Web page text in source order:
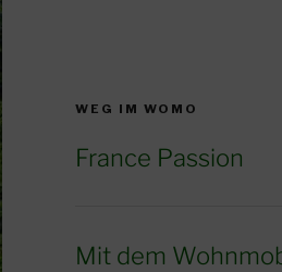
WEG IM WOMO
France Passion
Mit dem